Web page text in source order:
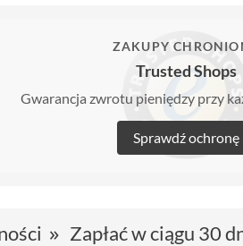
ZAKUPY
Trusted Shops
Gwarancja zwrotu pieniędzy przy
Sprawdź ochronę
Zapłać w ciągu 30